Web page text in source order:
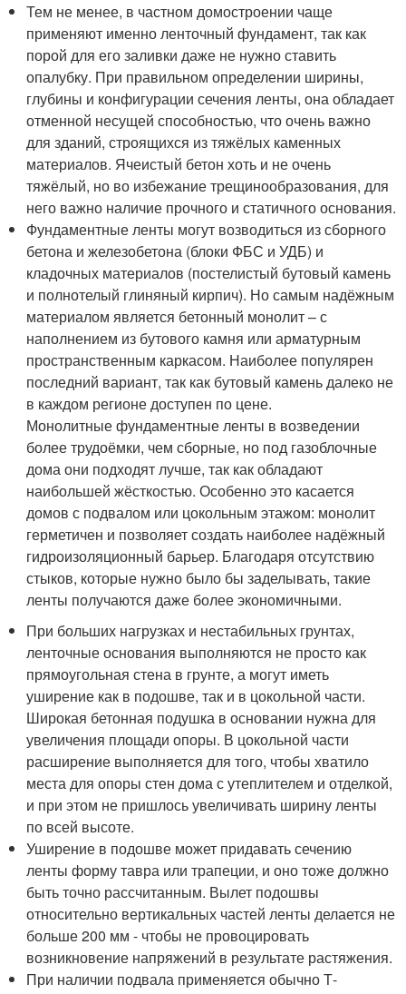
Тем не менее, в частном домостроении чаще
применяют именно ленточный фундамент, так как
порой для его заливки даже не нужно ставить
опалубку. При правильном определении ширины,
глубины и конфигурации сечения ленты, она обладает
отменной несущей способностью, что очень важно
для зданий, строящихся из тяжёлых каменных
материалов. Ячеистый бетон хоть и не очень
тяжёлый, но во избежание трещинообразования, для
него важно наличие прочного и статичного основания.
Фундаментные ленты могут возводиться из сборного
бетона и железобетона (блоки ФБС и УДБ) и
кладочных материалов (постелистый бутовый камень
и полнотелый глиняный кирпич). Но самым надёжным
материалом является бетонный монолит – с
наполнением из бутового камня или арматурным
пространственным каркасом. Наиболее популярен
последний вариант, так как бутовый камень далеко не
в каждом регионе доступен по цене.
Монолитные фундаментные ленты в возведении
более трудоёмки, чем сборные, но под газоблочные
дома они подходят лучше, так как обладают
наибольшей жёсткостью. Особенно это касается
домов с подвалом или цокольным этажом: монолит
герметичен и позволяет создать наиболее надёжный
гидроизоляционный барьер. Благодаря отсутствию
стыков, которые нужно было бы заделывать, такие
ленты получаются даже более экономичными.
При больших нагрузках и нестабильных грунтах,
ленточные основания выполняются не просто как
прямоугольная стена в грунте, а могут иметь
уширение как в подошве, так и в цокольной части.
Широкая бетонная подушка в основании нужна для
увеличения площади опоры. В цокольной части
расширение выполняется для того, чтобы хватило
места для опоры стен дома с утеплителем и отделкой,
и при этом не пришлось увеличивать ширину ленты
по всей высоте.
Уширение в подошве может придавать сечению
ленты форму тавра или трапеции, и оно тоже должно
быть точно рассчитанным. Вылет подошвы
относительно вертикальных частей ленты делается не
больше 200 мм - чтобы не провоцировать
возникновение напряжений в результате растяжения.
При наличии подвала применяется обычно Т-